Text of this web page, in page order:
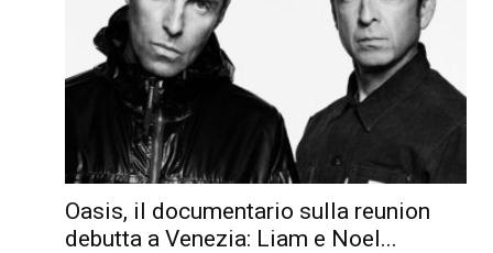
Oasis, il documentario sulla reunion
debutta a Venezia: Liam e Noel...